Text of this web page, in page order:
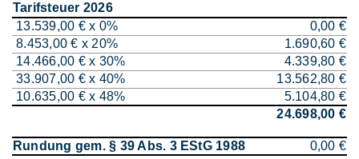
Tarifsteuer 2026
13.539,00 € x 0%
0,00 €
8.453,00 € x 20%
1.690,60 €
14.466,00 € x 30%
4.339,80 €
33.907,00 € x 40%
13.562,80 €
10.635,00 € x 48%
5.104,80 €
24.698,00 €
Rundung gem. § 39 Abs. 3 EStG 1988 0,00 €